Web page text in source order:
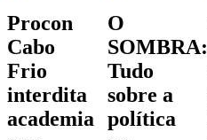
Procon
Cabo
Frio
interdita
academia
O
SOMBRA:
Tudo
sobre a
política